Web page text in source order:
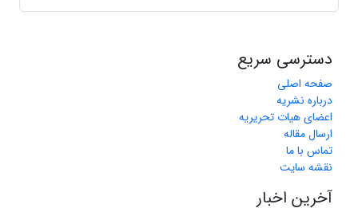
دسترسی سریع
صفحه اصلی
درباره نشریه
اعضای هیات تحریریه
ارسال مقاله
تماس با ما
نقشه سایت
آخرین اخبار